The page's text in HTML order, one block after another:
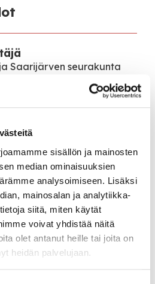
sisällön ja mainosten
median ominaisuuksien
analysoimiseen. Lisäksi
mainosalan ja analytiikka-
siitä, miten käytät
voivat yhdistää näitä
olet antanut heille tai joita on
heidän palvelujaan.
Saarijärven seurakunta